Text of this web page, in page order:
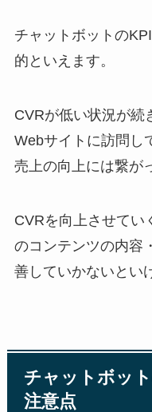
チャットボットのKPI
的といえます。
CVRが低い状況が続
Webサイトに訪問し
売上の向上には繋が
CVRを向上させてい
のコンテンツの内容
善していかないとい
チャットボッ
注意点